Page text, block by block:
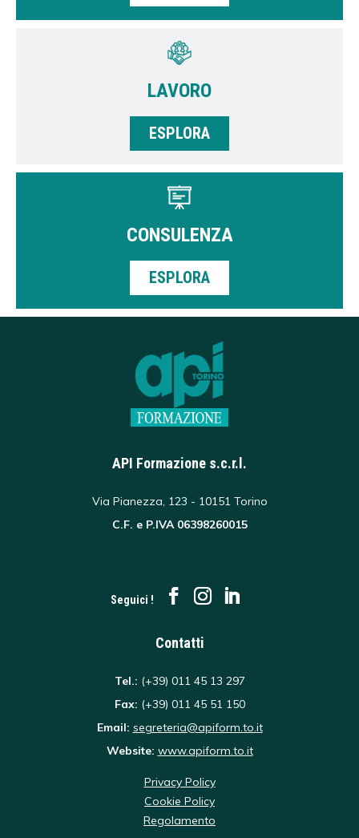
LAVORO
ESPLORA
CONSULENZA
ESPLORA
API Formazione s.c.r.l.
Via Pianezza, 123 - 10151 Torino
C.F. e P.IVA 06398260015
Seguici !
Contatti
Tel.: (+39) 011 45 13 297
Fax: (+39) 011 45 51 150
Email: segreteria@apiform.to.it
Website: www.apiform.to.it
Privacy Policy
Cookie Policy
Regolamento